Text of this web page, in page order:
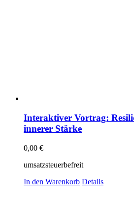
Interaktiver Vortrag:
innerer Stärke
0,00 €
umsatzsteuerbefreit
In den Warenkorb Details